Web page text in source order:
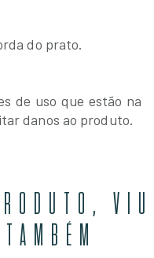
do prato.
de uso que estão na
danos ao produto.
VIU